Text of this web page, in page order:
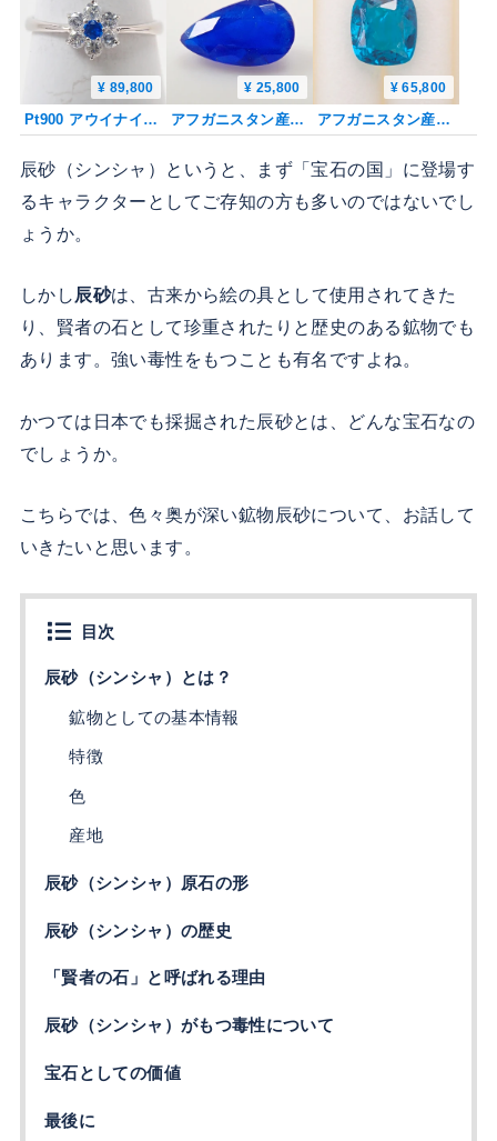
¥ 89,800
Pt900 アウイナイト 2.2mm/0.035ct・ダイヤモンド0.25ctリング 鑑別書
¥ 25,800
アフガニスタン産アウイナイト 0.080ctルース 鑑別書
¥ 65,800
アフガニスタン産アウイナイト 0.185ctルース 鑑別書
辰砂（シンシャ）というと、まず「宝石の国」に登場す
るキャラクターとしてご存知の方も多いのではないでし
ょうか。
しかし 辰砂は、古来から絵の具として使用されてきた
り、賢者の石として珍重されたりと歴史のある鉱物でも
あります。強い毒性をもつことも有名ですよね。
かつては日本でも採掘された辰砂とは、どんな宝石なの
でしょうか。
こちらでは、色々奥が深い鉱物辰砂について、お話して
いきたいと思います。
目次
辰砂（シンシャ）とは？
鉱物としての基本情報
特徴
色
産地
辰砂（シンシャ）原石の形
辰砂（シンシャ）の歴史
「賢者の石」と呼ばれる理由
辰砂（シンシャ）がもつ毒性について
宝石としての価値
最後に